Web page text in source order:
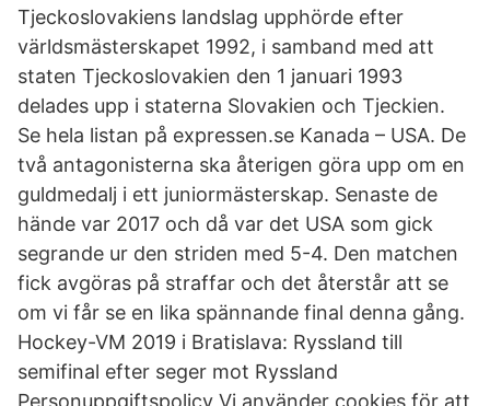
Tjeckoslovakiens landslag upphörde efter
världsmästerskapet 1992, i samband med att
staten Tjeckoslovakien den 1 januari 1993
delades upp i staterna Slovakien och Tjeckien.
Se hela listan på expressen.se Kanada – USA. De
två antagonisterna ska återigen göra upp om en
guldmedalj i ett juniormästerskap. Senaste de
hände var 2017 och då var det USA som gick
segrande ur den striden med 5-4. Den matchen
fick avgöras på straffar och det återstår att se
om vi får se en lika spännande final denna gång.
Hockey-VM 2019 i Bratislava: Ryssland till
semifinal efter seger mot Ryssland
Personuppgiftspolicy Vi använder cookies för att